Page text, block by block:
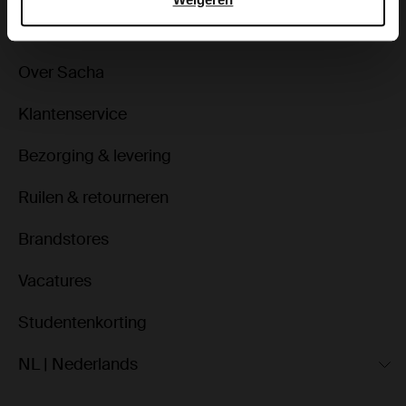
Over Sacha
Klantenservice
Bezorging & levering
Ruilen & retourneren
Brandstores
Vacatures
Studentenkorting
NL | Nederlands